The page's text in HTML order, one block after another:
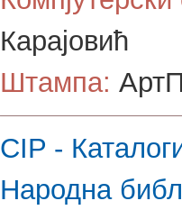
Карајовић
Штампа:
CIP -
Народна